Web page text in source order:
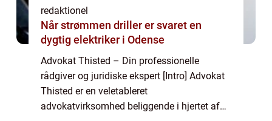
redaktionel
Når strømmen driller er svaret en
dygtig elektriker i Odense
Advokat Thisted – Din professionelle
rådgiver og juridiske ekspert [Intro] Advokat
Thisted er en veletableret
advokatvirksomhed beliggende i hjertet af